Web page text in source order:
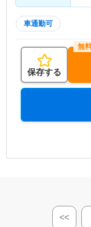
車通勤可
保存する
<<